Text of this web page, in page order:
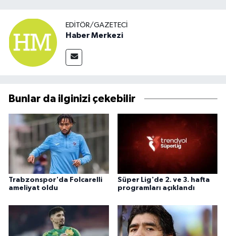
EDITÖR/GAZETECI
Haber Merkezi
Bunlar da ilginizi çekebilir
Trabzonspor'da Folcarelli
ameliyat oldu
Süper Lig'de 2. ve 3. hafta
programları açıklandı